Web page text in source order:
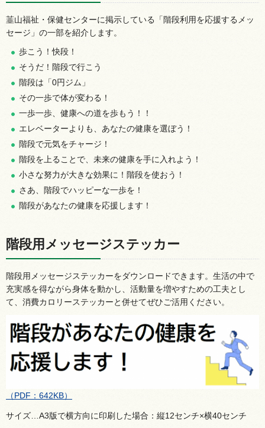
韮山福祉・保健センターに掲示している「階段利用を応援するメッ
セージ」の一部を紹介します。
歩こう！快段！
そうだ！階段で行こう
階段は「0円ジム」
その一歩で体が変わる！
一歩一歩、健康への道を歩もう！！
エレベーターよりも、あなたの健康を選ぼう！
階段で元気をチャージ！
階段を上ることで、未来の健康を手に入れよう！
小さな努力が大きな効果に！階段を使おう！
さあ、階段でハッピーな一歩を！
階段があなたの健康を応援します！
階段用メッセージステッカー
階段用メッセージステッカーをダウンロードできます。生活の中で
充実感を得ながら身体を動かし、活動量を増やすための工夫とし
て、消費カロリーステッカーと併せてぜひご活用ください。
（PDF：642KB）
サイズ…A3版で横方向に印刷した場合：縦12センチ×横40センチ